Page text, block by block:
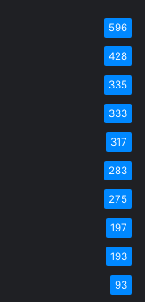
596
428
335
333
317
283
275
197
193
93